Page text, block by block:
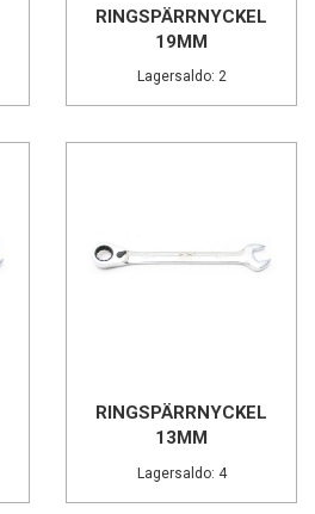
RINGSPÄRRNYCKEL
19MM
Lagersaldo: 2
RINGSPÄRRNYCKEL
13MM
Lagersaldo: 4